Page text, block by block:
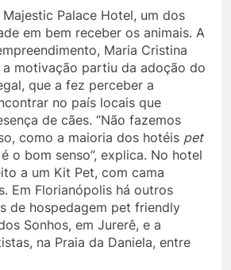
Palace Hotel, um dos
em bem receber os animais. A
Maria Cristina
a motivação partiu da adoção do
que a fez perceber a
no país locais que
de cães. “Não fazemos
como a maioria dos hotéis pet
o bom senso”, explica. No hotel
a um Kit Pet, com cama
Em Florianópolis há outros
de hospedagem pet friendly
Sonhos, em Jurerê, e a
na Praia da Daniela, entre